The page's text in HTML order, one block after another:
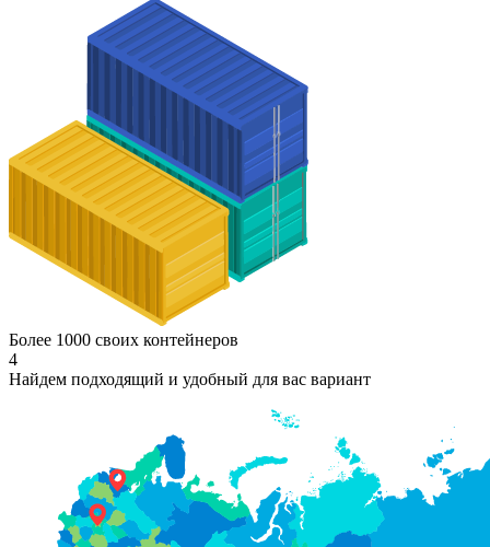
Более 1000 своих контейнеров
4
Найдем подходящий и удобный для вас вариант